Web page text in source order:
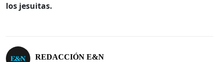
los jesuitas.
REDACCIÓN E&N